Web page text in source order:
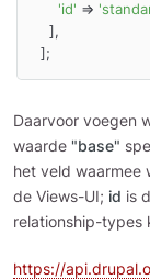
'id' =>
  ];
Daarvoor voegen
waarde "base"
het veld waarmee
de Views-UI; id is
relationship-types
https://